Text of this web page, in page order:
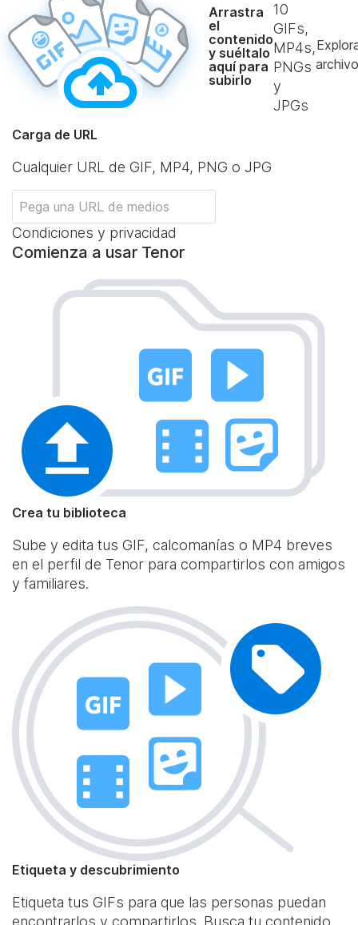
Arrastra
el
contenido
y suéltalo
aquí para
subirlo
10
GIFs,
MP4s,
PNGs
y
JPGs
Carga de URL
Cualquier URL de GIF, MP4, PNG o JPG
Condiciones y privacidad
Comienza a usar Tenor
Crea tu biblioteca
Sube y edita tus GIF, calcomanías o MP4 breves
en el perfil de Tenor para compartirlos con amigos
y familiares.
Etiqueta y descubrimiento
Etiqueta tus GIFs para que las personas puedan
encontrarlos y compartirlos. Busca tu contenido